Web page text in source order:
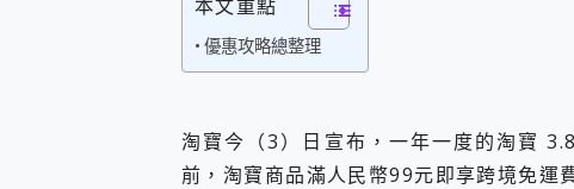
百倍變焦實測~ vivo X200 Pro
超好用的 PLAUD NotePin AI
COMPUTEX 2025 來囉！AGI
自帶線的 有線無線都能充
飛利浦 JS7310 ⚡【電急便｜
是螢幕也是電視! 一機超多用途
您的專屬AI 助手 Yoga Slim 7
本文重點
優惠攻略總整理
淘寶今（3）日宣布，一年一度的淘寶
前，淘寶商品滿人民幣99元即享跨境免運